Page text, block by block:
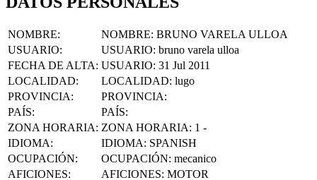
USUARIO
USUARIO: bruno varela ulloa
FECHA DE ALTA
USUARIO: 31 Jul 2011
LOCALIDAD: LOCALIDAD: lugo
PROVINCIA:
PROVINCIA:
PAÍS:
PAÍS:
ZONA HORARIA
ZONA HORARIA:
IDIOMA: IDIOMA: SPANISH
OCUPACIÓN
OCUPACIÓN: mecanico
AFICIONES: AFICIONES: MOTOR
SITIO WEB:
SITIO WEB: